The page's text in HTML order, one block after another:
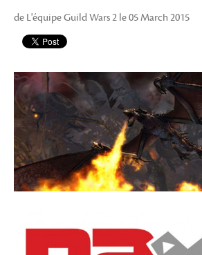
de L'équipe Guild Wars 2 le 05 March 2015